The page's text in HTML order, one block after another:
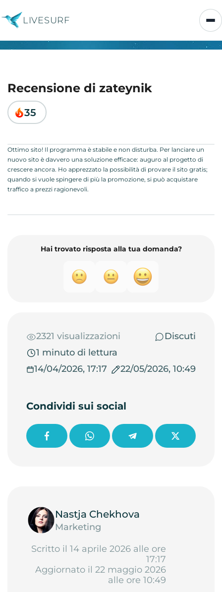
LIVESURF
Recensione di zateynik
35
Ottimo sito! Il programma è stabile e non disturba. Per lanciare un
nuovo sito è davvero una soluzione efficace: auguro al progetto di
crescere ancora. Ho apprezzato la possibilità di provare il sito gratis;
quando si vuole spingere di più la promozione, si può acquistare
traffico a prezzi ragionevoli.
Hai trovato risposta alla tua domanda?
2321 visualizzazioni
Discuti
1 minuto di lettura
14/04/2026, 17:17
22/05/2026, 10:49
Condividi sui social
Nastja Chekhova
Marketing
Scritto il 14 aprile 2026 alle ore
17:17
Aggiornato il 22 maggio 2026
alle ore 10:49